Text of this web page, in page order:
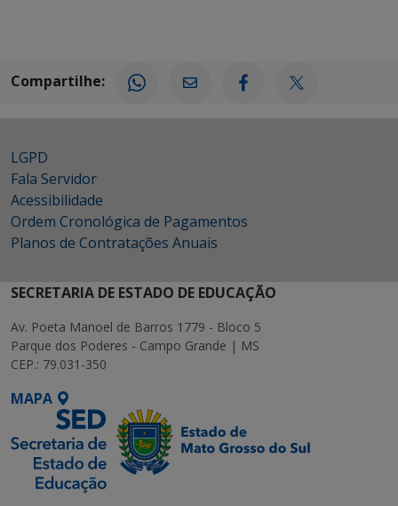
Compartilhe:
LGPD
Fala Servidor
Acessibilidade
Ordem Cronológica de Pagamentos
Planos de Contratações Anuais
SECRETARIA DE ESTADO DE EDUCAÇÃO
Av. Poeta Manoel de Barros 1779 - Bloco 5
Parque dos Poderes - Campo Grande | MS
CEP.: 79.031-350
MAPA